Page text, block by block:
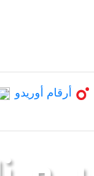
أرقام أوريدو